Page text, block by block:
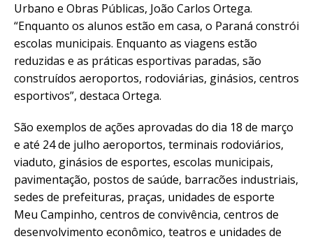
Urbano e Obras Públicas, João Carlos Ortega.
“Enquanto os alunos estão em casa, o Paraná constrói
escolas municipais. Enquanto as viagens estão
reduzidas e as práticas esportivas paradas, são
construídos aeroportos, rodoviárias, ginásios, centros
esportivos”, destaca Ortega.
São exemplos de ações aprovadas do dia 18 de março
e até 24 de julho aeroportos, terminais rodoviários,
viaduto, ginásios de esportes, escolas municipais,
pavimentação, postos de saúde, barracões industriais,
sedes de prefeituras, praças, unidades de esporte
Meu Campinho, centros de convivência, centros de
desenvolvimento econômico, teatros e unidades de